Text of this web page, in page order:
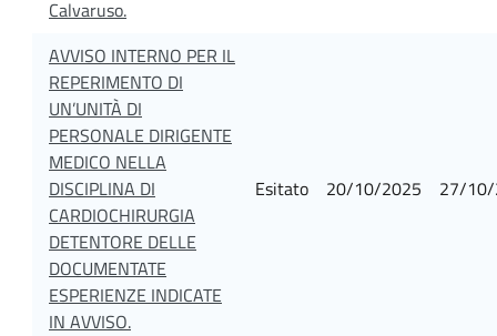
Calvaruso.
AVVISO INTERNO PER IL
REPERIMENTO DI
UN’UNITÀ DI
PERSONALE DIRIGENTE
MEDICO NELLA
DISCIPLINA DI
CARDIOCHIRURGIA
DETENTORE DELLE
DOCUMENTATE
ESPERIENZE INDICATE
IN AVVISO.
Esitato 20/10/2025 27/